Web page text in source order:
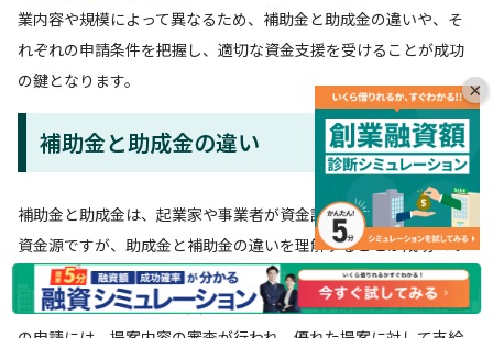
業内容や規模によって異なるため、補助金と助成金の違いや、そ
れぞれの申請条件を把握し、適切な資金支援を受けることが成功
の鍵となります。
補助金と助成金の違い
補助金と助成金は、起業家や事業者が資金調達をする際に重要な
資金源ですが、助成金と補助金の違いを理解することが成功への
第一歩です。補助金は、主に経済産業省や地方自治体が管轄し、
特定の政策目標や産業振興を目的に支給される資金です。補助金
×